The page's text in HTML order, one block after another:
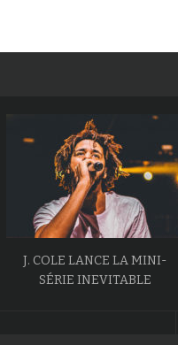
J. COLE LANCE LA MINI-
SÉRIE INEVITABLE